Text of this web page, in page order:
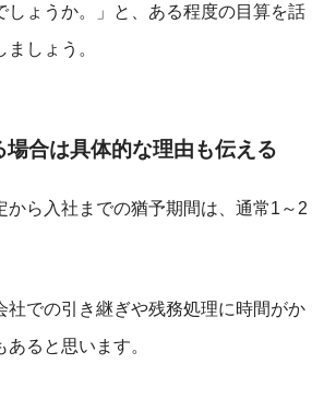
しょうか。」と、ある程度の目算を話
しょう。
場合は具体的な理由も伝える
から入社までの猶予期間は、通常1～2
社での引き継ぎや残務処理に時間がか
ると思います。